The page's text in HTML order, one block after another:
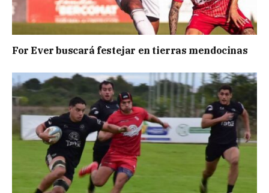
For Ever buscará festejar en tierras mendocinas